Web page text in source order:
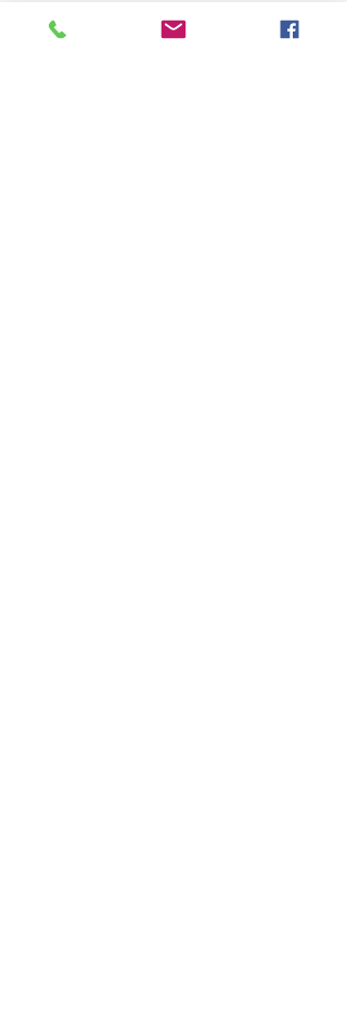
Gobernadora de Morelos; Cristóbal